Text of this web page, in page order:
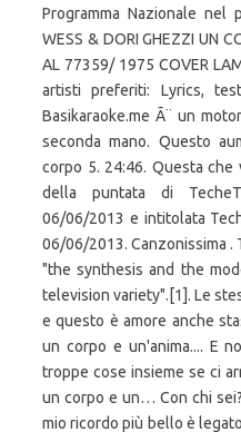
Programma Nazionale nel
WESS & DORI GHEZZI UN
AL 77359/ 1975 COVER
artisti preferiti: Lyrics,
Basikaraoke.me Ã¨ un
seconda mano. Questo
corpo 5. 24:46. Questa che
della puntata di
06/06/2013 e intitolata
06/06/2013. Canzonissima .
"the synthesis and the
television variety".[1]. Le
e questo è amore anche
un corpo e un'anima.... E
troppe cose insieme se ci
un corpo e un… Con chi
mio ricordo più bello è